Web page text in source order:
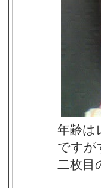
年齢は
ですが
二枚目